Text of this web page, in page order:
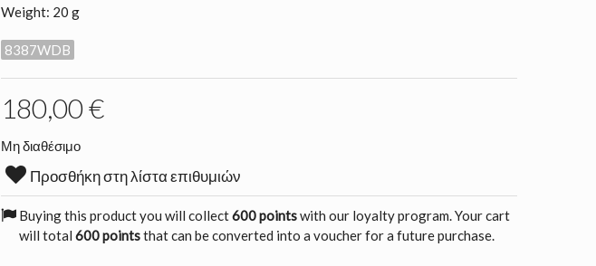
Weight: 20 g
8387WDB
180,00 €
Μη διαθέσιμο
Προσθήκη στη λίστα επιθυμιών
Buying this product you will collect600 pointswith our loyalty program. Your cart
will total 600 pointsthat can be converted into a voucher for a future purchase.